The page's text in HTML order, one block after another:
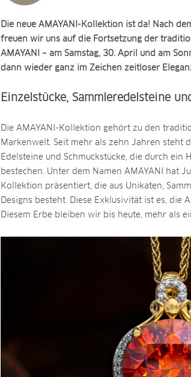
Die neue AMAYANI-Kollektion ist da! Nach
freuen wir uns auf die Fortsetzung der
AMAYANI – am Samstag, 30. April und am
dann wieder ganz im Zeichen zeitloser
Einzelstücke, Sammleredelsteine
Die AMAYANI-Kollektion gehört zu den
Markenwelt. Seit mehr als zehn Jahren steht
Edelsteine und Schmuckstücke, die durch ein
bestechen. Unter dem Namen AMAYANI hat
Kollektion präsentiert, die aus Unikaten,
Designs besteht. Diese Exklusivität ist es, die
Diesem Erbe bleiben wir bis heute, mehr als